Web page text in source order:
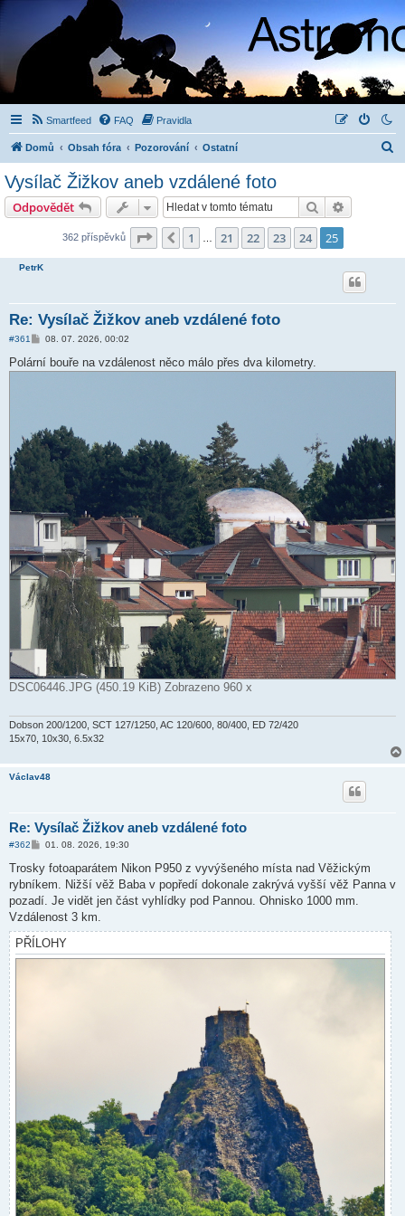
Smartfeed FAQ Pravidla
Domů Obsah fóra Pozorování Ostatní
Vysílač Žižkov aneb vzdálené foto
Odpovědět Hledat
362 příspěvků Stránka 25 z25
Předchozí
1 21 22 23 24 25
PetrK
Re: Vysílač Žižkov aneb vzdálené foto
#361
P
í
s
08. 07. 2026, 00:02
Polární bouře na vzdálenost něco málo přes dva kilometry.
DSC06446.JPG (450.19 KiB) Zobrazeno 960 x
Dobson 200/1200, SCT 127/1250, AC 120/600, 80/400, ED 72/420
15x70, 10x30, 6.5x32
Václav48
Re: Vysílač Žižkov aneb vzdálené foto
#362
P
í
s
p
ě
e
k
01. 08. 2026, 19:30
Trosky fotoaparátem Nikon P950 z vyvýšeného místa nad Věžickým
rybníkem. Nižší věž Baba v popředí dokonale zakrývá vyšší věž Panna v
pozadí. Je vidět jen část vyhlídky pod Pannou. Ohnisko 1000 mm.
Vzdálenost 3 km.
PŘÍLOHY